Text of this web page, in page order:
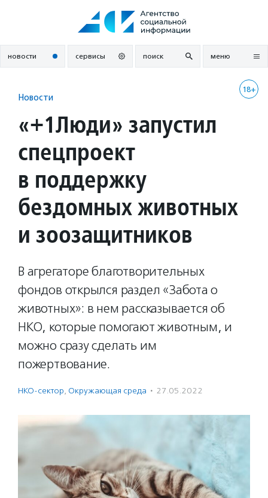
новости сервисы поиск меню
18+
Новости
«+1Люди» запустил
спецпроект
в поддержку
бездомных животных
и зоозащитников
В агрегаторе благотворительных
фондов открылся раздел «Забота о
животных»: в нем рассказывается об
НКО, которые помогают животным, и
можно сразу сделать им
пожертвование.
НКО-сектор, Окружающая среда · 27.05.2022